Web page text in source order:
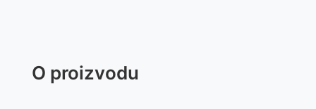
O proizvodu